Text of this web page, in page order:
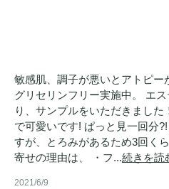
敏感肌、調子が悪いとアトピー
グリセリンフリー実施中。 エ
り、サンプルをいただきまし
で可愛いです! ぱっと見一回分
すが、とろみがあるため3回く
寄せの理由は、 ・フ...続きを読
2021/6/9